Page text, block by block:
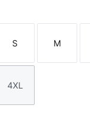
Taille
S
Taille
M
Taille
4XL